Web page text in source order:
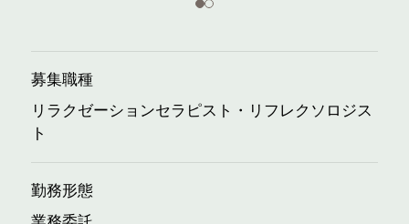
募集職種
リラクゼーションセラピスト・リフレクソロジス
ト
勤務形態